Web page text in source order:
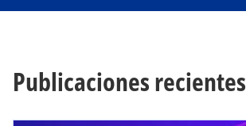
a
n
Publicaciones recientes